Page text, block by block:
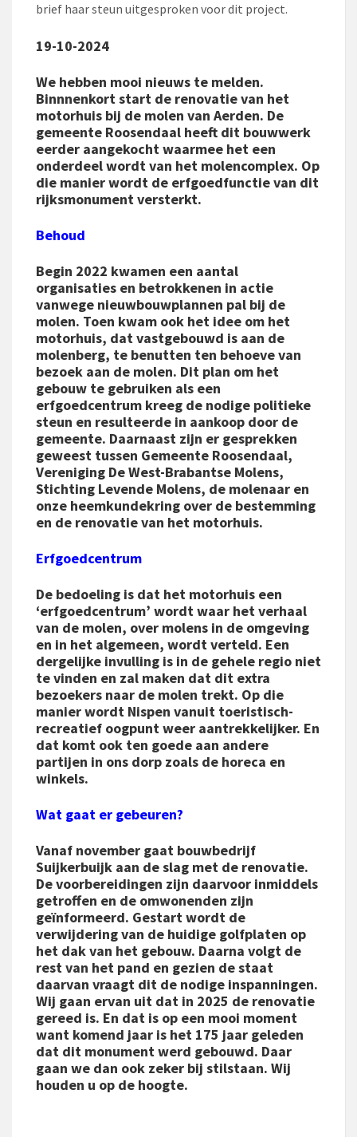
brief haar steun uitgesproken voor dit project.
19-10-2024
We hebben mooi nieuws te melden.
Binnnenkort start de renovatie van het
motorhuis bij de molen van Aerden. De
gemeente Roosendaal heeft dit bouwwerk
eerder aangekocht waarmee het een
onderdeel wordt van het molencomplex. Op
die manier wordt de erfgoedfunctie van dit
rijksmonument versterkt.
Behoud
Begin 2022 kwamen een aantal
organisaties en betrokkenen in actie
vanwege nieuwbouwplannen pal bij de
molen. Toen kwam ook het idee om het
motorhuis, dat vastgebouwd is aan de
molenberg, te benutten ten behoeve van
bezoek aan de molen. Dit plan om het
gebouw te gebruiken als een
erfgoedcentrum kreeg de nodige politieke
steun en resulteerde in aankoop door de
gemeente. Daarnaast zijn er gesprekken
geweest tussen Gemeente Roosendaal,
Vereniging De West-Brabantse Molens,
Stichting Levende Molens, de molenaar en
onze heemkundekring over de bestemming
en de renovatie van het motorhuis.
Erfgoedcentrum
De bedoeling is dat het motorhuis een
‘erfgoedcentrum’ wordt waar het verhaal
van de molen, over molens in de omgeving
en in het algemeen, wordt verteld. Een
dergelijke invulling is in de gehele regio niet
te vinden en zal maken dat dit extra
bezoekers naar de molen trekt. Op die
manier wordt Nispen vanuit toeristisch-
recreatief oogpunt weer aantrekkelijker. En
dat komt ook ten goede aan andere
partijen in ons dorp zoals de horeca en
winkels.
Wat gaat er gebeuren?
Vanaf november gaat bouwbedrijf
Suijkerbuijk aan de slag met de renovatie.
De voorbereidingen zijn daarvoor inmiddels
getroffen en de omwonenden zijn
geïnformeerd. Gestart wordt de
verwijdering van de huidige golfplaten op
het dak van het gebouw. Daarna volgt de
rest van het pand en gezien de staat
daarvan vraagt dit de nodige inspanningen.
Wij gaan ervan uit dat in 2025 de renovatie
gereed is. En dat is op een mooi moment
want komend jaar is het 175 jaar geleden
dat dit monument werd gebouwd. Daar
gaan we dan ook zeker bij stilstaan. Wij
houden u op de hoogte.